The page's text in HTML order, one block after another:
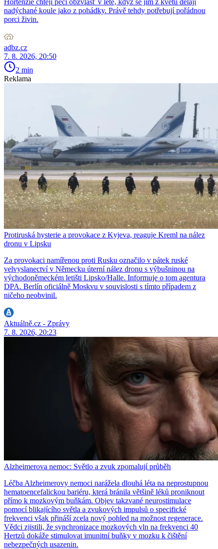
Hortenzie chtějí péči obzvlášť v létě, když se jim z květů dělají
nadýchané koule jako z pohádky. Právě tehdy potřebují pořádnou
porci živin.
adbz.cz
7. 8. 2026, 20:50
2 min
Reklama
Protiruská hysterie a provokace z Kyjeva, reaguje Kreml na nález
dronu v Lipsku
Za provokaci namířenou proti Rusku označilo v pátek ruské
velvyslanectví v Německu úterní nález dronu s výbušninou na
východoněmeckém letišti Lipsko/Halle. Informuje o tom agentura
DPA. Berlín oficiálně Moskvu v souvislosti s tímto případem z
ničeho neobvinil.
Aktuálně.cz - Zprávy
7. 8. 2026, 20:23
Alzheimerova nemoc: Světlo a zvuk zpomalují průběh
Léčba Alzheimerovy nemoci narážela dlouhá léta na neprostupnou
hematoencefalickou bariéru, která bránila většině léků proniknout
přímo k mozkovým buňkám. Objev takzvané neurostimulace
pomocí blikajícího světla a zvukových impulsů o specifické
frekvenci však přináší zcela nový pohled na možnost regenerace.
Vědci zjistili, že synchronizace mozkových vln na frekvenci 40
Hertzů dokáže stimulovat imunitní buňky v mozku k čištění
nebezpečných usazenin.